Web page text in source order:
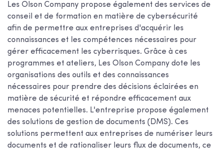
Les Olson Company propose également des services de
conseil et de formation en matière de cybersécurité
afin de permettre aux entreprises d'acquérir les
connaissances et les compétences nécessaires pour
gérer efficacement les cyberrisques. Grâce à ces
programmes et ateliers, Les Olson Company dote les
organisations des outils et des connaissances
nécessaires pour prendre des décisions éclairées en
matière de sécurité et répondre efficacement aux
menaces potentielles. L'entreprise propose également
des solutions de gestion de documents (DMS). Ces
solutions permettent aux entreprises de numériser leurs
documents et de rationaliser leurs flux de documents, ce